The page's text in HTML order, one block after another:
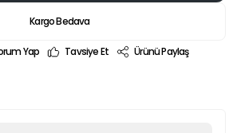
Kargo Bedava
Yap Tavsiye Et
Ürünü Paylaş